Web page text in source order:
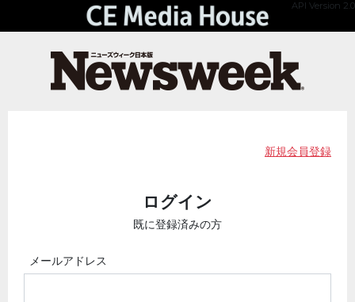
API Version 2.0
新規会員登録
ログイン
既に登録済みの方
メールアドレス